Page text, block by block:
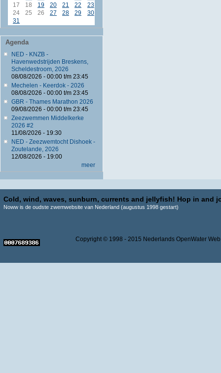
17
18 19 20 21 22
23
24
25 26 27 28 29
30
31
Agenda
NED - KNZB -
Havenwedstrijden Breskens,
Scheldestroom, 2026
08/08/2026 - 00:00t/m 23:45
Mechelen - Keerdok - 2026
08/08/2026 - 00:00t/m 23:45
GBR - Thames Marathon 2026
09/08/2026 - 00:00t/m 23:45
Zeezwemmen Middelkerke
2026 #2
11/08/2026 - 19:30
NED - Zeezwemtocht Dishoek -
Zoutelande, 2026
12/08/2026 - 19:00
meer
Cold, wind, waves, sunburn, currents and jellyfish! Hop in and
Noww is de oudste zwemwebsite van Nederland (augustus 1998 gestart)
Copyright © 1998 - 2015 Nederlands OpenWater